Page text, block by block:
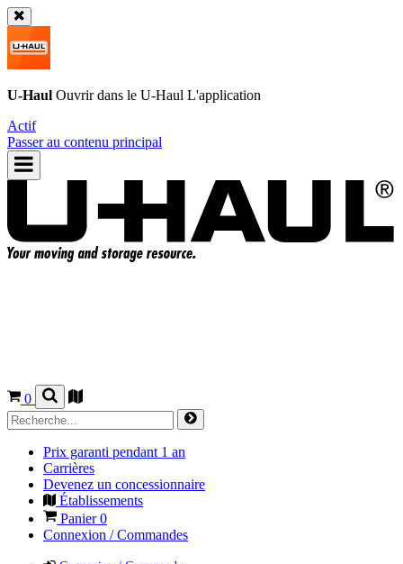
U-Haul Ouvrir dans le U-Haul L'application
Actif
Passer au contenu principal
0
Prix garanti pendant 1 an
Carrières
Devenez un concessionnaire
Établissements
Panier0
Connexion / Commandes